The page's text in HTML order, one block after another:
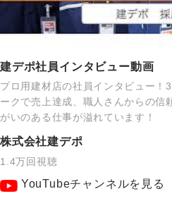
建デポ社員インタビュー動画
プロ用建材店の社員インタビュー！
ークで売上達成、職人さんからの信
がいのある仕事が溢れています！
株式会社建デポ
1.4万回視聴
YouTubeチャンネルを見る